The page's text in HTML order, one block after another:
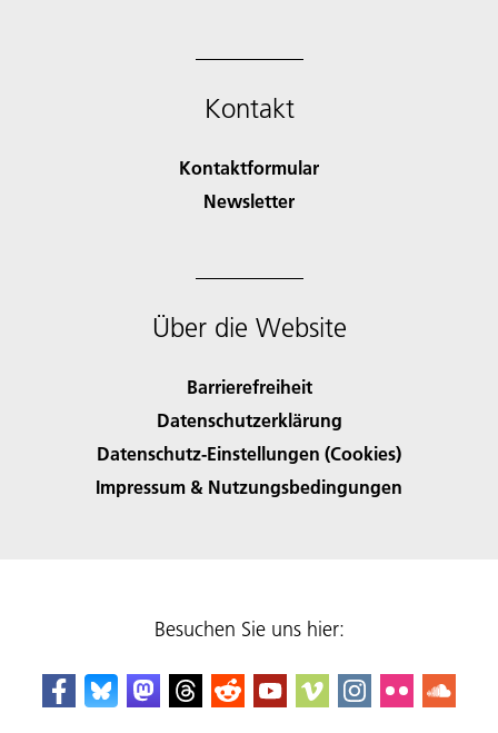
Kontakt
Kontaktformular
Newsletter
Über die Website
Barrierefreiheit
Datenschutzerklärung
Datenschutz-Einstellungen (Cookies)
Impressum & Nutzungsbedingungen
Besuchen Sie uns hier: